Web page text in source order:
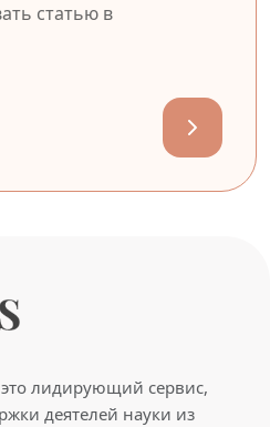
статью в
лидирующий сервис,
деятелей науки из